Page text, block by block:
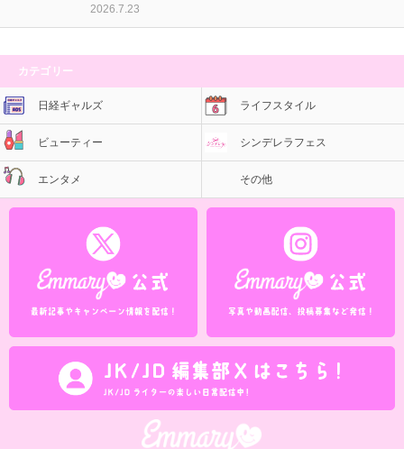
2026.7.23
カテゴリー
日経ギャルズ ライフスタイル
ビューティー シンデレラフェス
エンタメ その他